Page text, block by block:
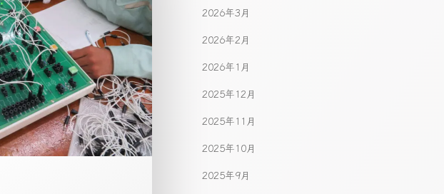
2026年3月
2026年2月
2026年1月
2025年12月
2025年11月
2025年10月
2025年9月